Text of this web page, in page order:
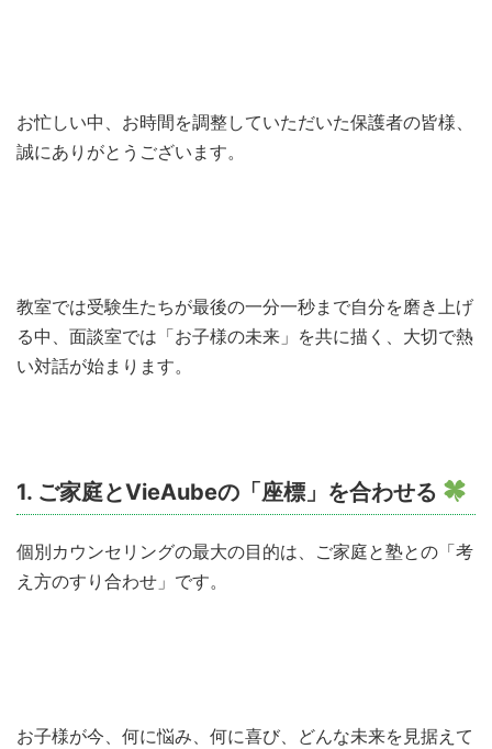
お忙しい中、お時間を調整していただいた保護者の皆様、
誠にありがとうございます。
教室では受験生たちが最後の一分一秒まで自分を磨き上げ
る中、面談室では「お子様の未来」を共に描く、大切で熱
い対話が始まります。
1. ご家庭とVieAubeの「座標」を合わせる
個別カウンセリングの最大の目的は、ご家庭と塾との「考
え方のすり合わせ」です。
お子様が今、何に悩み、何に喜び、どんな未来を見据えて